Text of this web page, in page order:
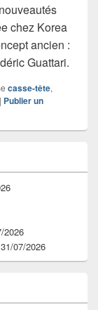
chez Korea
ancien :
Guattari.
casse-tête,
| Publier un
2026
31/07/2026